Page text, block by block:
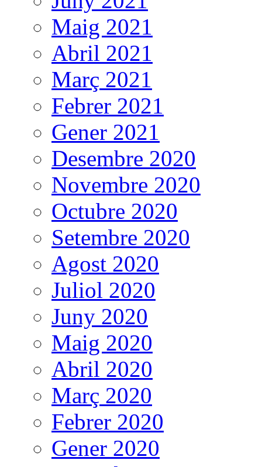
Maig 2021
Abril 2021
Març 2021
Febrer 2021
Gener 2021
Desembre 2020
Novembre 2020
Octubre 2020
Setembre 2020
Agost 2020
Juliol 2020
Juny 2020
Maig 2020
Abril 2020
Març 2020
Febrer 2020
Gener 2020